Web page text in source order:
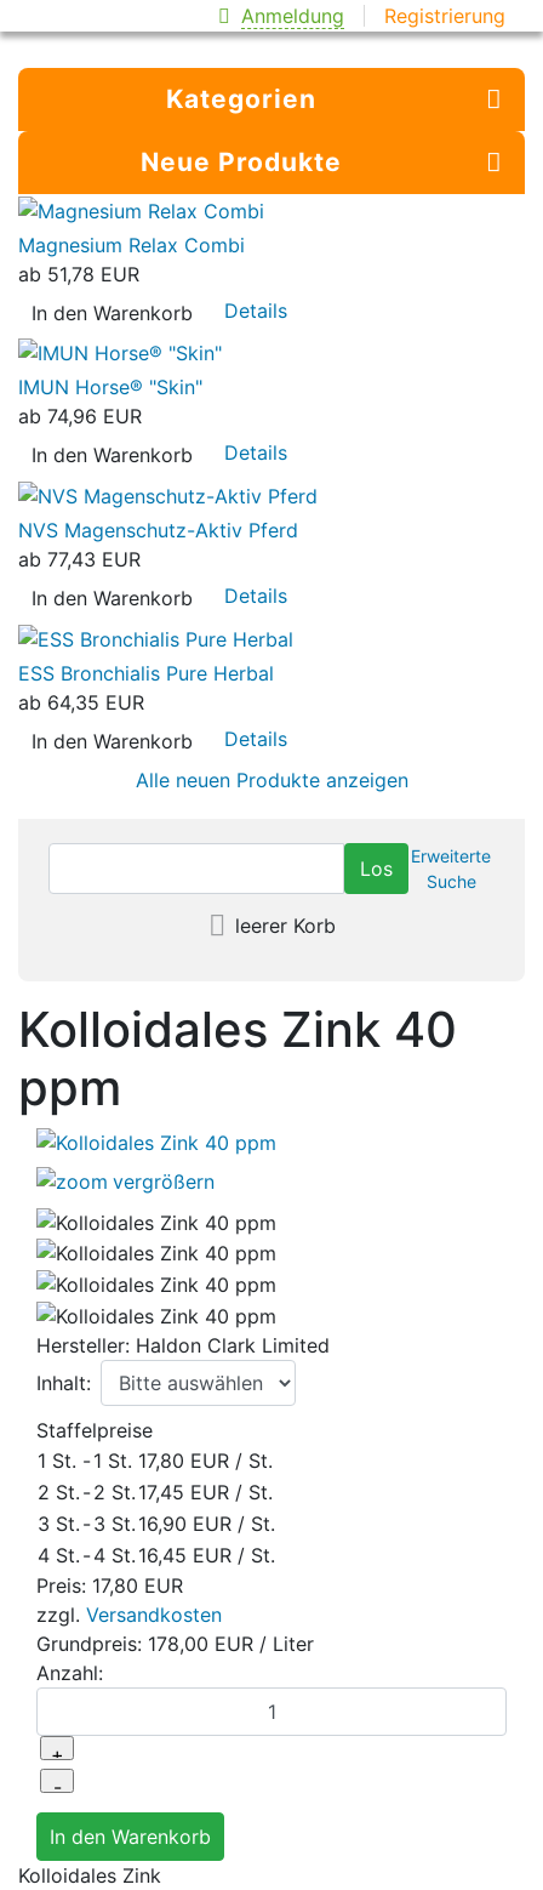
Anmeldung Registrierung
Kategorien
Neue Produkte
Magnesium Relax Combi
ab 51,78 EUR
In den Warenkorb
Details
IMUN Horse® "Skin"
ab 74,96 EUR
In den Warenkorb
Details
NVS Magenschutz-Aktiv Pferd
ab 77,43 EUR
In den Warenkorb
Details
ESS Bronchialis Pure Herbal
ab 64,35 EUR
In den Warenkorb
Details
Alle neuen Produkte anzeigen
Erweiterte
Suche
leerer Korb
Kolloidales Zink 40
ppm
vergrößern
Hersteller: Haldon Clark Limited
Inhalt:
Staffelpreise
1 St. -1 St. 17,80 EUR / St.
2 St. -2 St. 17,45 EUR / St.
3 St. -3 St. 16,90 EUR / St.
4 St. -4 St. 16,45 EUR / St.
Preis: 17,80 EUR
zzgl. Versandkosten
Grundpreis: 178,00 EUR / Liter
Anzahl:
Kolloidales Zink